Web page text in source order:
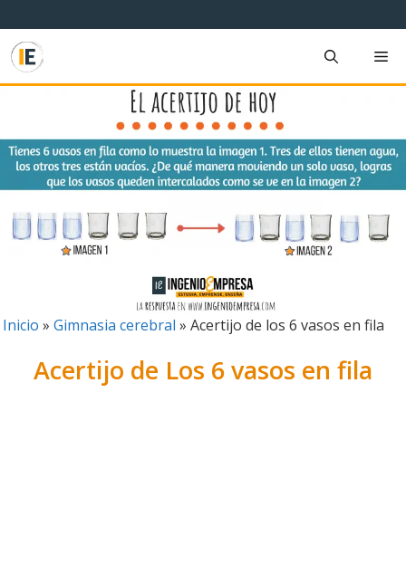
al
contenido
Inicio » Gimnasia cerebral » Acertijo de los 6 vasos en fila
Acertijo de Los 6 vasos en fila